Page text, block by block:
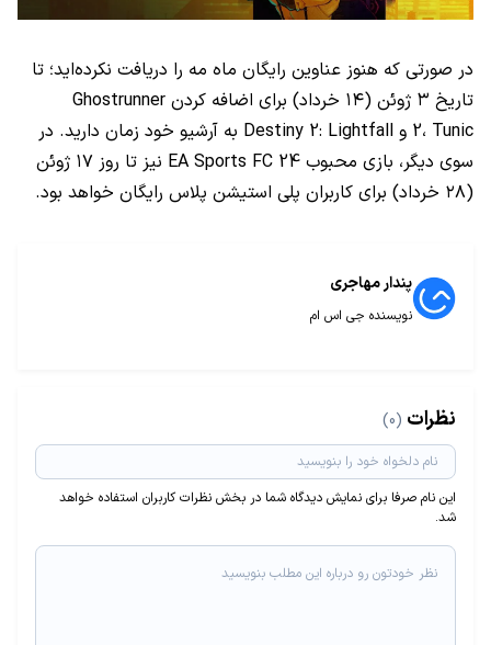
در صورتی که هنوز عناوین رایگان ماه مه را دریافت نکرده‌اید؛ تا
تاریخ ۳ ژوئن (۱۴ خرداد) برای اضافه کردن Ghostrunner
2، Tunic و Destiny 2: Lightfall به آرشیو خود زمان دارید. در
سوی دیگر، بازی محبوب EA Sports FC 24 نیز تا روز ۱۷ ژوئن
(۲۸ خرداد) برای کاربران پلی استیشن پلاس رایگان خواهد بود.
پندار مهاجری
نویسنده جی اس ام
نظرات (0)
این نام صرفا برای نمایش دیدگاه شما در بخش نظرات کاربران استفاده خواهد
شد.